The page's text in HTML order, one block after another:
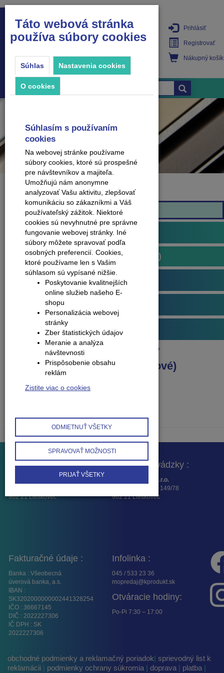
PRODUKTY
Prihlásiť
Registrovať
Nákupný košík
Značka
Arbiton
Plávajúce podlahy
Podlahy kompozitné (vinylové)
Arbiton
Obvodové lišty (soklové)
Príslušenstvo k podlahám
Produkty
Plávajúce podlahy
Podlahy kompozitné (vinylové)
Fakturačná adresa :
962 21 Lieskovec
Adresa prevádzky :
K -Produkt SK, s.r.o.
Lieskovská cesta 149/78
962 21 Lieskovec
Fakturačné údaje :
Banka : Všeobecná
úverová banka, a.s.
IBAN :
SK3202000000002441328254
IČO : 36667145
DIČ : 2022227306
IČ DPH : SK
2022227306
Infolinka :
045 / 533 23 36
mopredaj@kprodukt.sk
Otváracie hodiny:
Po-Pi 7:30 – 17:00
obchodné podmienky a reklamačný poriadok| sprievodný list k
reklamácii
podmienky ochrany súkromia | doprava | platba |
Táto webová stránka
používa súbory cookies
Súhlas Nastavenia cookies
O cookies
Súhlasím s používaním
cookies
Na webovej stránke používame
súbory cookies, ktoré sú prospešné
pre návštevníkov a majiteľa.
Umožňujú nám anonymne
analyzovať Vašu aktivitu, zlepšovať
komunikáciu so zákazníkmi a Váš
používateľský zážitok. Niektoré
cookies sú nevyhnutné pre správne
fungovanie webovej stránky. Iné
súbory môžete spravovať podľa
osobných preferencií. Cookies,
ktoré používame len s Vašim
súhlasom sú vypísané nižšie.
Poskytovanie kvalitnejších
online služieb našeho E-
shopu
Personalizácia webovej
stránky
Zber štatistických údajov
Meranie a analýza
návštevnosti
Prispôsobenie obsahu
reklám
Zistite viac o cookies
ODMIETNUŤ VŠETKY
SPRAVOVAŤ MOŽNOSTI
PRIJAŤ VŠETKY